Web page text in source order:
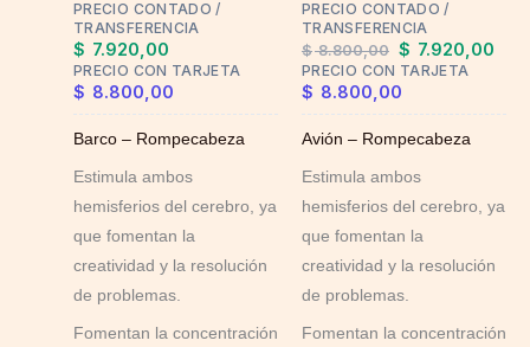
PRECIO CONTADO /
TRANSFERENCIA
$ 7.920,00
PRECIO CON TARJETA
$ 8.800,00
Barco – Rompecabeza
Estimula ambos
hemisferios del cerebro, ya
que fomentan la
creatividad y la resolución
de problemas.
Fomentan la concentración
be
chosen
on
the
product
PRECIO CONTADO /
TRANSFERENCIA
$8.800,00 $ 7.920,00
PRECIO CON TARJETA
$ 8.800,00
Avión – Rompecabeza
Estimula ambos
hemisferios del cerebro, ya
que fomentan la
creatividad y la resolución
de problemas.
Fomentan la concentración